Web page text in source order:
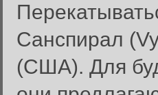
Санспирал
(США). Для